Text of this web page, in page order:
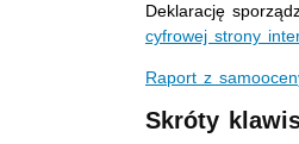
Deklarację
cyfrowej strony
Raport z
Skróty